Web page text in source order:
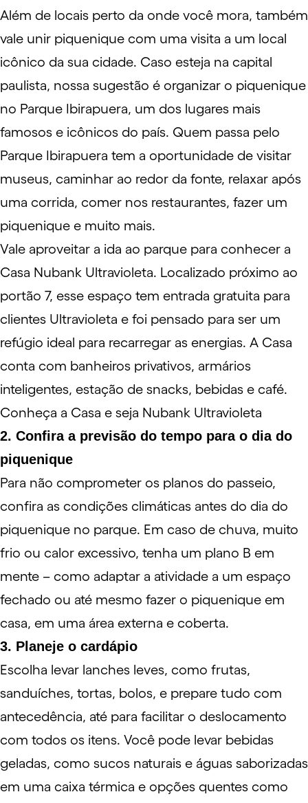
Além de locais perto da onde você mora, também
vale unir piquenique com uma visita a um local
icônico da sua cidade. Caso esteja na capital
paulista, nossa sugestão é organizar o piquenique
no Parque Ibirapuera, um dos lugares mais
famosos e icônicos do país. Quem passa pelo
Parque Ibirapuera tem a oportunidade de visitar
museus, caminhar ao redor da fonte, relaxar após
uma corrida, comer nos restaurantes, fazer um
piquenique e muito mais.
Vale aproveitar a ida ao parque para conhecer a
Casa Nubank Ultravioleta. Localizado próximo ao
portão 7, esse espaço tem entrada gratuita para
clientes Ultravioleta e foi pensado para ser um
refúgio ideal para recarregar as energias. A Casa
conta com banheiros privativos, armários
inteligentes, estação de snacks, bebidas e café.
Conheça a Casa e seja Nubank Ultravioleta
2. Confira a previsão do tempo para o dia do
piquenique
Para não comprometer os planos do passeio,
confira as condições climáticas antes do dia do
piquenique no parque. Em caso de chuva, muito
frio ou calor excessivo, tenha um plano B em
mente – como adaptar a atividade a um espaço
fechado ou até mesmo fazer o piquenique em
casa, em uma área externa e coberta.
3. Planeje o cardápio
Escolha levar lanches leves, como frutas,
sanduíches, tortas, bolos, e prepare tudo com
antecedência, até para facilitar o deslocamento
com todos os itens. Você pode levar bebidas
geladas, como sucos naturais e águas saborizadas
em uma caixa térmica e opções quentes como